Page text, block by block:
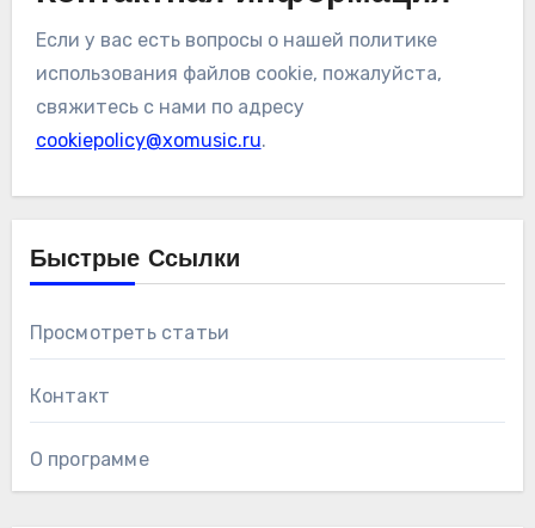
Если у вас есть вопросы о нашей политике
использования файлов cookie, пожалуйста,
свяжитесь с нами по адресу
cookiepolicy@xomusic.ru.
Быстрые Ссылки
Просмотреть статьи
Контакт
О программе